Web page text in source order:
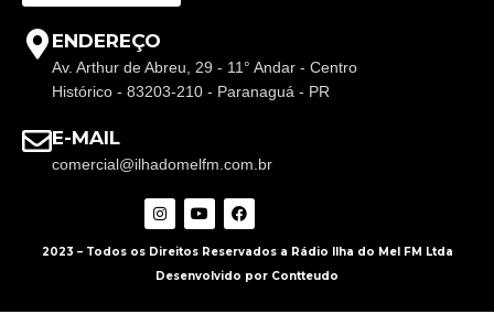
ENDEREÇO
Av. Arthur de Abreu, 29 - 11° Andar - Centro
Histórico - 83203-210 - Paranaguá - PR
E-MAIL
comercial@ilhadomelfm.com.br
2023 – Todos os Direitos Reservados a Rádio Ilha do Mel FM Ltda
Desenvolvido por Contteudo